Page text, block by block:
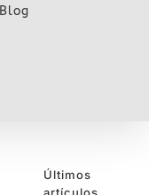
Blog
Últimos